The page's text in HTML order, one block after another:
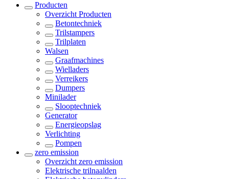
Producten
Overzicht Producten
Betontechniek
Trilstampers
Trilplaten
Walsen
Graafmachines
Wielladers
Verreikers
Dumpers
Minilader
Slooptechniek
Generator
Energieopslag
Verlichting
Pompen
zero emission
Overzicht zero emission
Elektrische trilnaalden